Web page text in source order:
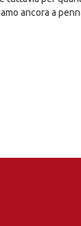
ancora a